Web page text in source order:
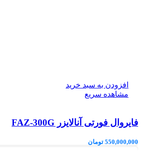
افزودن به سبد خرید
مشاهده سریع
فایروال فورتی آنالایزر FAZ-300G
550,000,000 تومان